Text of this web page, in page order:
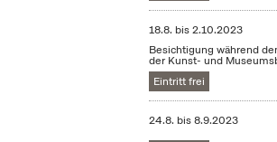
18.8. bis2.10.2023
Besichtigung während
der Kunst- und
Eintritt frei
24.8. bis8.9.2023